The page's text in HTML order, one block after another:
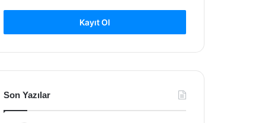
Kayıt Ol
Son Yazılar